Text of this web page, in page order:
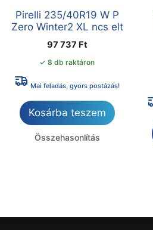
Pirelli 235/40R19 W P
Zero Winter2 XL ncs elt
97 737 Ft
✓ 8 db raktáron
Mai feladás, gyors postázás!
Kosárba teszem
Összehasonlítás